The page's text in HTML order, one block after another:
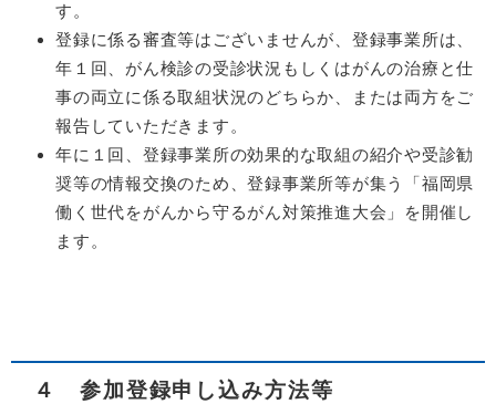
す。
登録に係る審査等はございませんが、登録事業所は、
年１回、がん検診の受診状況もしくはがんの治療と仕
事の両立に係る取組状況のどちらか、または両方をご
報告していただきます。
年に１回、登録事業所の効果的な取組の紹介や受診勧
奨等の情報交換のため、登録事業所等が集う「福岡県
働く世代をがんから守るがん対策推進大会」を開催し
ます。
４ 参加登録申し込み方法等